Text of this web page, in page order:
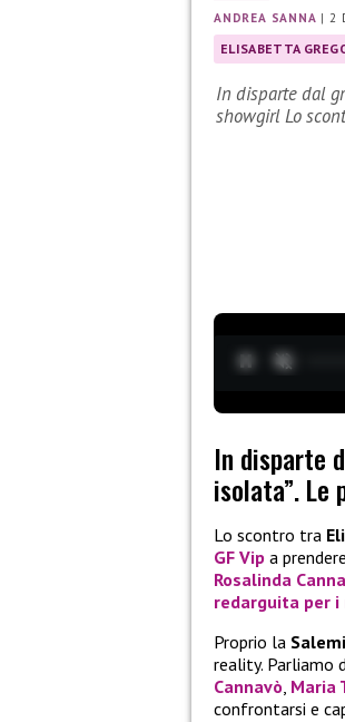
ANDREA SANNA |2
ELISABETTA
In disparte dal
showgirl Lo
In disparte
isolata”. Le
Lo scontro tra
GF Vip a
Rosalinda
redarguita per
Proprio la Salemi
reality. Parliamo
Cannavò, Maria
confrontarsi e